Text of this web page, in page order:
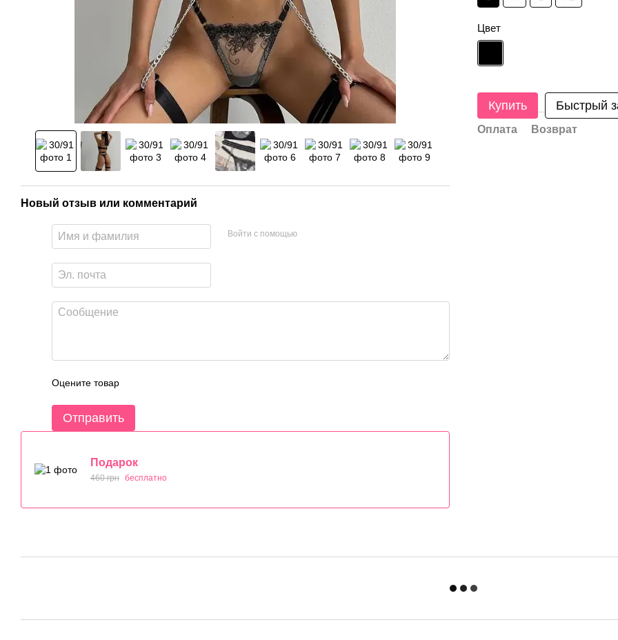
Новый отзыв или комментарий
Войти с помощью
Оцените товар
Отправить
Подарок
460 грн бесплатно
Цвет
Купить Быстрый
Оплата Возврат